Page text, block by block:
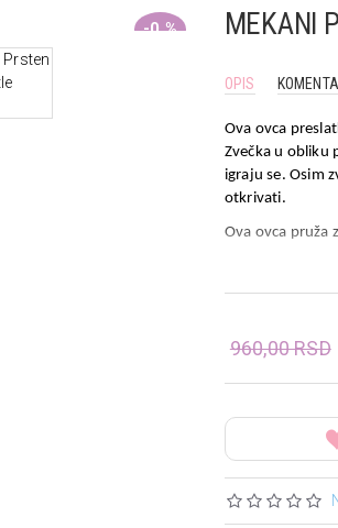
-0 % MEKANI
OPIS
Ova ovca
Zvečka u obliku
igraju se. Osim
otkrivati.
Ova ovca pruža
960,00 RSD